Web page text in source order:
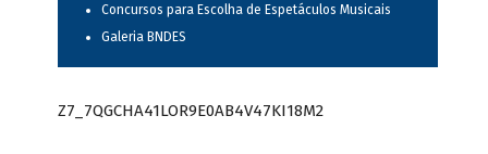
Concursos para Escolha de Espetáculos Musicais
Galeria BNDES
Z7_7QGCHA41LOR9E0AB4V47KI18M2